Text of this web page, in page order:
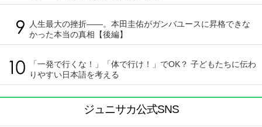
人生最大の挫折――。本田圭佑がガンバユースに昇格できな
かった本当の真相【後編】
「一発で行くな！」「体で行け！」でOK？ 子どもたちに伝わ
りやすい日本語を考える
ジュニサカ公式SNS